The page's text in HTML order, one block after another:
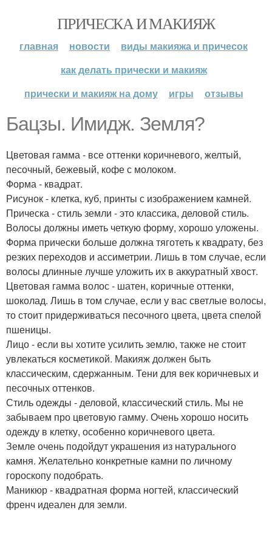
ПРИЧЕСКА И МАКИЯЖ
главная новости
виды макияжа и причесок
как делать прически и макияж
прически и макияж на дому
игры отзывы
Бацзы. Имидж. Земля?
Цветовая гамма - все оттенки коричневого, желтый,
песочный, бежевый, кофе с молоком.
Форма - квадрат.
Рисунок - клетка, куб, принты с изображением камней.
Прическа - стиль земли - это классика, деловой стиль.
Волосы должны иметь четкую форму, хорошо уложены.
Форма прически больше должна тяготеть к квадрату, без
резких переходов и ассиметрии. Лишь в том случае, если
волосы длинные лучше уложить их в аккуратный хвост.
Цветовая гамма волос - шатен, коричные оттенки,
шоколад. Лишь в том случае, если у вас светлые волосы,
то стоит придерживаться песочного цвета, цвета спелой
пшеницы.
Лицо - если вы хотите усилить землю, также не стоит
увлекаться косметикой. Макияж должен быть
классическим, сдержанным. Тени для век коричневых и
песочных оттенков.
Стиль одежды - деловой, классический стиль. Мы не
забываем про цветовую гамму. Очень хорошо носить
одежду в клетку, особенно коричневого цвета.
Земле очень подойдут украшения из натурального
камня. Желательно конкретные камни по личному
гороскопу подобрать.
Маникюр - квадратная форма ногтей, классический
френч идеален для земли.